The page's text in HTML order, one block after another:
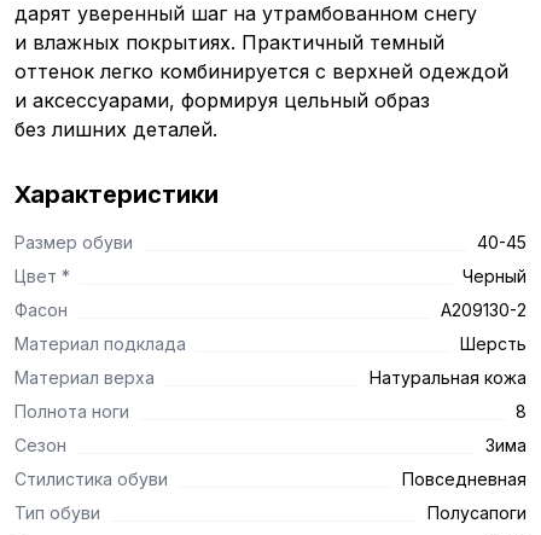
дарят уверенный шаг на утрамбованном снегу
и влажных покрытиях. Практичный темный
оттенок легко комбинируется с верхней одеждой
и аксессуарами, формируя цельный образ
без лишних деталей.
Характеристики
Размер обуви
40-45
Цвет *
Черный
Фасон
А209130-2
Материал подклада
Шерсть
Материал верха
Натуральная кожа
Полнота ноги
8
Сезон
Зима
Стилистика обуви
Повседневная
Тип обуви
Полусапоги